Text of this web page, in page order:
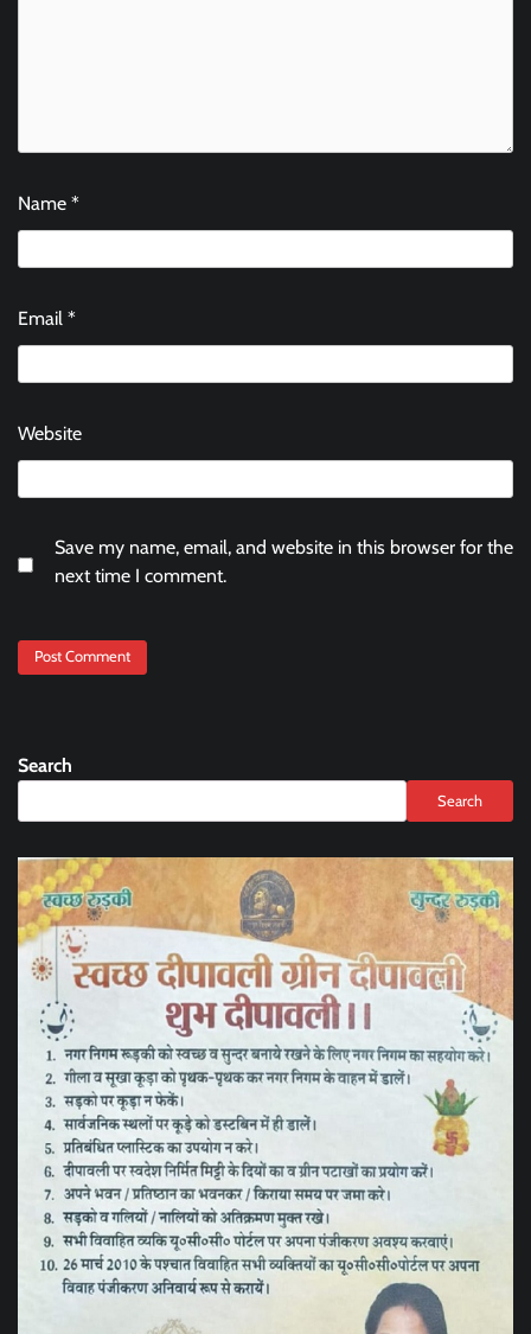
Name *
Email *
Website
Save my name, email, and website in this browser for the
next time I comment.
Search
Search